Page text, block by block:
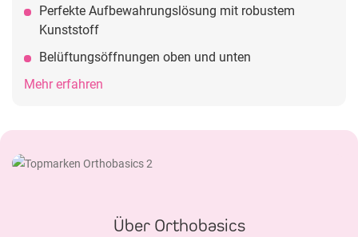
Perfekte Aufbewahrungslösung mit robustem
Kunststoff
Belüftungsöffnungen oben und unten
Mehr erfahren
Über Orthobasics